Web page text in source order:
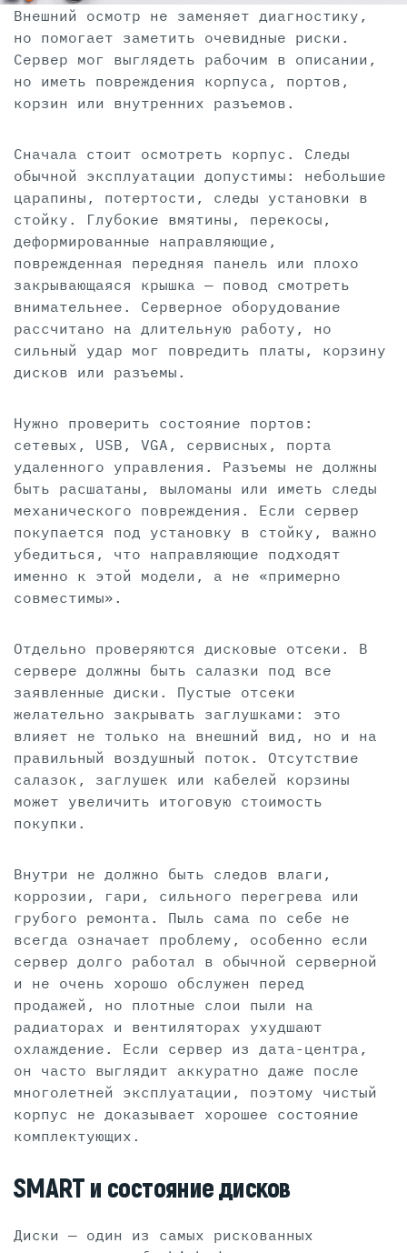
Внешний осмотр не заменяет диагностику,
но помогает заметить очевидные риски.
Сервер мог выглядеть рабочим в описании,
но иметь повреждения корпуса, портов,
корзин или внутренних разъемов.
Сначала стоит осмотреть корпус. Следы
обычной эксплуатации допустимы: небольшие
царапины, потертости, следы установки в
стойку. Глубокие вмятины, перекосы,
деформированные направляющие,
поврежденная передняя панель или плохо
закрывающаяся крышка — повод смотреть
внимательнее. Серверное оборудование
рассчитано на длительную работу, но
сильный удар мог повредить платы, корзину
дисков или разъемы.
Нужно проверить состояние портов:
сетевых, USB, VGA, сервисных, порта
удаленного управления. Разъемы не должны
быть расшатаны, выломаны или иметь следы
механического повреждения. Если сервер
покупается под установку в стойку, важно
убедиться, что направляющие подходят
именно к этой модели, а не «примерно
совместимы».
Отдельно проверяются дисковые отсеки. В
сервере должны быть салазки под все
заявленные диски. Пустые отсеки
желательно закрывать заглушками: это
влияет не только на внешний вид, но и на
правильный воздушный поток. Отсутствие
салазок, заглушек или кабелей корзины
может увеличить итоговую стоимость
покупки.
Внутри не должно быть следов влаги,
коррозии, гари, сильного перегрева или
грубого ремонта. Пыль сама по себе не
всегда означает проблему, особенно если
сервер долго работал в обычной серверной
и не очень хорошо обслужен перед
продажей, но плотные слои пыли на
радиаторах и вентиляторах ухудшают
охлаждение. Если сервер из дата-центра,
он часто выглядит аккуратно даже после
многолетней эксплуатации, поэтому чистый
корпус не доказывает хорошее состояние
комплектующих.
SMART и состояние дисков
Диски — один из самых рискованных